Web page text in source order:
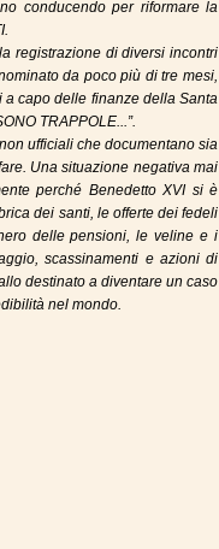
conducendo per riformare la
registrazione di diversi incontri
da poco più di tre mesi,
a capo delle finanze della Santa
TRAPPOLE...”.
ufficiali che documentano sia
Una situazione negativa mai
perché Benedetto XVI si è
dei santi, le offerte dei fedeli
delle pensioni, le veline e i
scassinamenti e azioni di
destinato a diventare un caso
nel mondo.